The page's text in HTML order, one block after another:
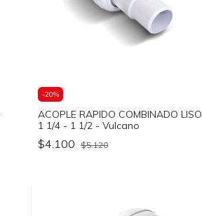
-20%
ACOPLE RAPIDO COMBINADO LISO
1 1/4 - 1 1/2 - Vulcano
$4.100 $5.120